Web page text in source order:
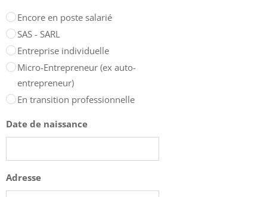
Encore en poste salarié
SAS - SARL
Entreprise individuelle
Micro-Entrepreneur (ex auto-
entrepreneur)
En transition professionnelle
Date de naissance
Adresse